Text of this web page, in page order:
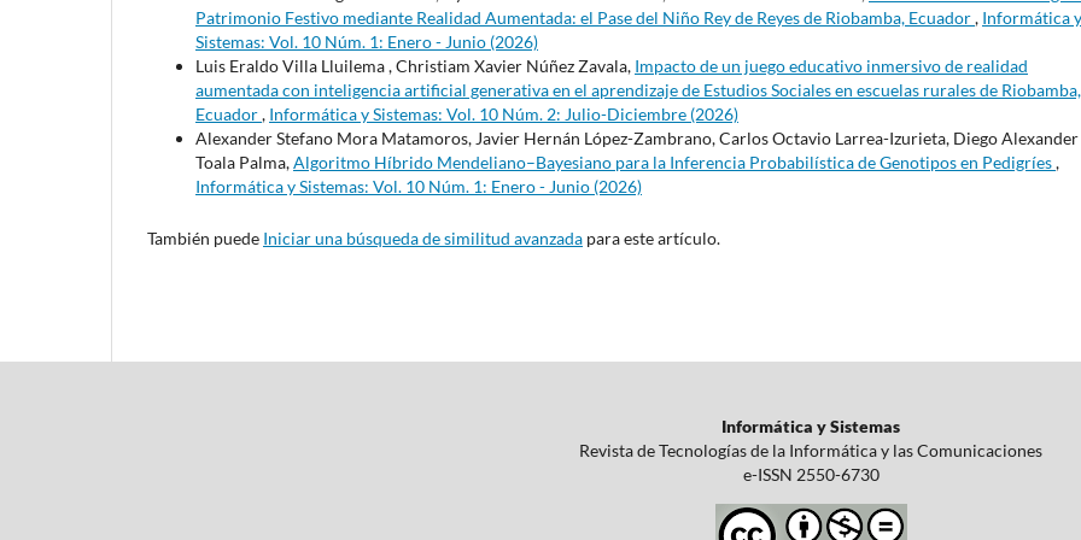
Patrimonio Festivo mediante Realidad Aumentada: el Pase del Niño Rey de Reyes de Riobamba, Ecuador, Informática y
Sistemas: Vol. 10 Núm. 1: Enero - Junio (2026)
Luis Eraldo Villa Lluilema , Christiam Xavier Núñez Zavala, Impacto de un juego educativo inmersivo de realidad
aumentada con inteligencia artificial generativa en el aprendizaje de Estudios Sociales en escuelas rurales de Riobamba,
Ecuador, Informática y Sistemas: Vol. 10 Núm. 2: Julio-Diciembre (2026)
Alexander Stefano Mora Matamoros, Javier Hernán López-Zambrano, Carlos Octavio Larrea-Izurieta, Diego Alexander
Toala Palma,Algoritmo Híbrido Mendeliano–Bayesiano para la Inferencia Probabilística de Genotipos en Pedigríes,
Informática y Sistemas: Vol. 10 Núm. 1: Enero - Junio (2026)
También puede Iniciar una búsqueda de similitud avanzada para este artículo.
Informática y Sistemas
Revista de Tecnologías de la Informática y las Comunicaciones
e-ISSN 2550-6730